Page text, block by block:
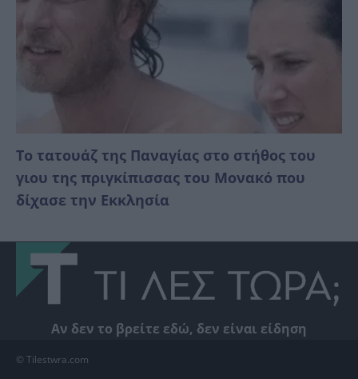
Το τατουάζ της Παναγίας στο στήθος του
γιου της πριγκίπισσας του Μονακό που
δίχασε την Εκκλησία
Αν δεν το βρείτε εδώ, δεν είναι είδηση
© Tilestwra.com